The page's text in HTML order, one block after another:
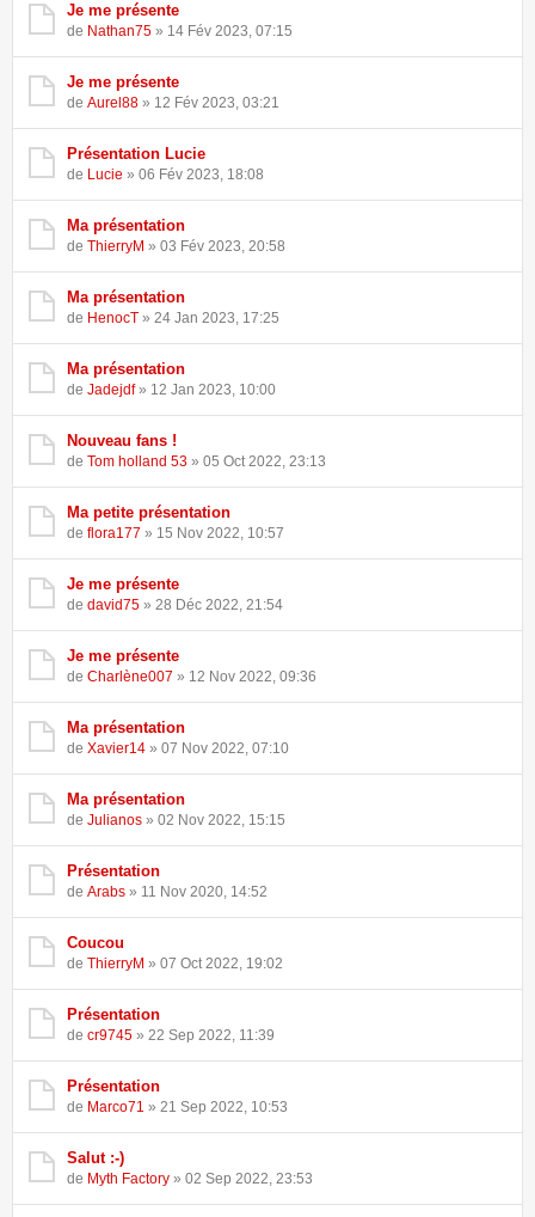
Je me présente
de Nathan75 » 14 Fév 2023, 07:15
Je me présente
de Aurel88 » 12 Fév 2023, 03:21
Présentation Lucie
de Lucie » 06 Fév 2023, 18:08
Ma présentation
de ThierryM » 03 Fév 2023, 20:58
Ma présentation
de HenocT » 24 Jan 2023, 17:25
Ma présentation
de Jadejdf» 12 Jan 2023, 10:00
Nouveau fans !
de Tom holland 53 » 05 Oct 2022, 23:13
Ma petite présentation
de flora177 » 15 Nov 2022, 10:57
Je me présente
de david75 » 28 Déc 2022, 21:54
Je me présente
de Charlène007 » 12 Nov 2022, 09:36
Ma présentation
de Xavier14 » 07 Nov 2022, 07:10
Ma présentation
de Julianos » 02 Nov 2022, 15:15
Présentation
de Arabs » 11 Nov 2020, 14:52
Coucou
de ThierryM » 07 Oct 2022, 19:02
Présentation
de cr9745 » 22 Sep 2022, 11:39
Présentation
de Marco71 » 21 Sep 2022, 10:53
Salut :-)
de Myth Factory » 02 Sep 2022, 23:53